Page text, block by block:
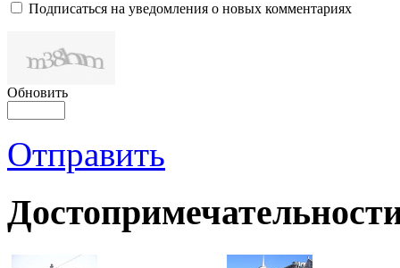
Подписаться на уведомления о новых комментариях
Обновить
Отправить